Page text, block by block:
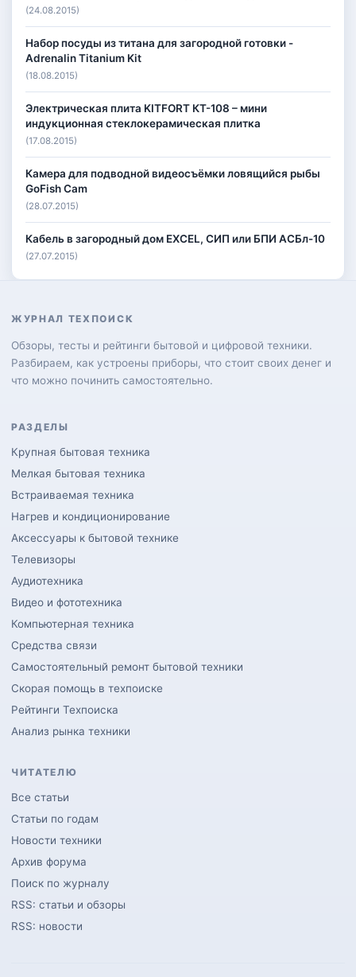
(24.08.2015)
Набор посуды из титана для загородной готовки -
Adrenalin Titanium Kit
(18.08.2015)
Электрическая плита KITFORT КТ-108 – мини
индукционная стеклокерамическая плитка
(17.08.2015)
Камера для подводной видеосъёмки ловящийся рыбы
GoFish Cam
(28.07.2015)
Кабель в загородный дом EXCEL, СИП или БПИ АСБл-10
(27.07.2015)
ЖУРНАЛ ТЕХПОИСК
Обзоры, тесты и рейтинги бытовой и цифровой техники.
Разбираем, как устроены приборы, что стоит своих денег и
что можно починить самостоятельно.
РАЗДЕЛЫ
Крупная бытовая техника
Мелкая бытовая техника
Встраиваемая техника
Нагрев и кондиционирование
Аксессуары к бытовой технике
Телевизоры
Аудиотехника
Видео и фототехника
Компьютерная техника
Средства связи
Самостоятельный ремонт бытовой техники
Скорая помощь в техпоиске
Рейтинги Техпоиска
Анализ рынка техники
ЧИТАТЕЛЮ
Все статьи
Статьи по годам
Новости техники
Архив форума
Поиск по журналу
RSS: статьи и обзоры
RSS: новости